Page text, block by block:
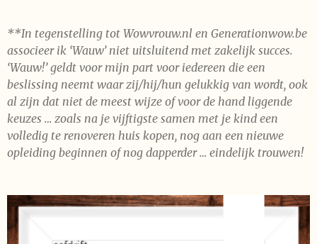
**In tegenstelling tot Wowvrouw.nl en Generationwow.be
associeer ik ‘Wauw’ niet uitsluitend met zakelijk succes.
‘Wauw!’ geldt voor mijn part voor iedereen die een
beslissing neemt waar zij/hij/hun gelukkig van wordt, ook
al zijn dat niet de meest wijze of voor de hand liggende
keuzes … zoals na je vijftigste samen met je kind een
volledig te renoveren huis kopen, nog aan een nieuwe
opleiding beginnen of nog dapperder … eindelijk trouwen!